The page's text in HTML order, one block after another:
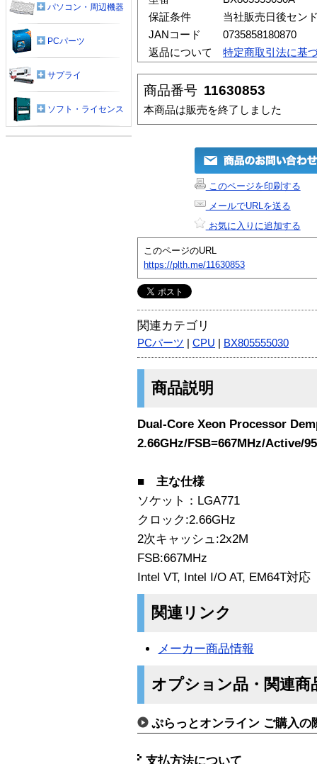
保証条件
当社販売日後セン
JANコード
0735858180870
返品について
特定商取引法に基
商品番号 11630853
本商品は販売を終了しました
このページを印刷する
メールでURLを送る
お気に入りに追加する
このページのURL
https://plth.me/11630853
関連カテゴリ
PCパーツ CPU BX805555030
商品説明
Dual-Core Xeon Processor
2.66GHz/FSB=667MHz/Active/
■ 主な仕様
ソケット：LGA771
クロック:2.66GHz
2次キャッシュ:2x2M
FSB:667MHz
Intel VT, Intel I/O AT, EM64T対応
関連リンク
メーカー商品情報
オプション品・関連商
ぷらっとオンライン ご購入の
支払方法について
パソコン・周辺機器
PCパーツ
サプライ
ソフト・ライセンス